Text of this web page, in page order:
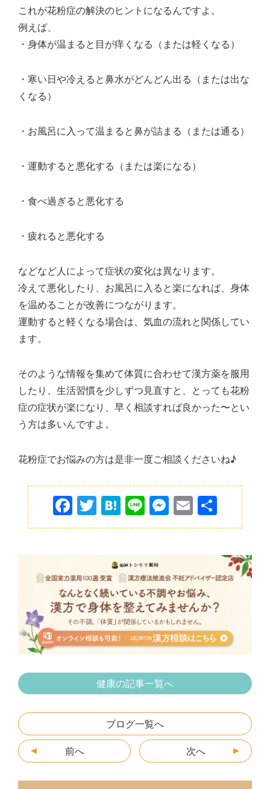
これが花粉症の解決のヒントになるんですよ。
例えば、
・身体が温まると目が痒くなる（または軽くなる）
・寒い日や冷えると鼻水がどんどん出る（または出な
くなる）
・お風呂に入って温まると鼻が詰まる（または通る）
・運動すると悪化する（または楽になる）
・食べ過ぎると悪化する
・疲れると悪化する
などなど人によって症状の変化は異なります。
冷えて悪化したり、お風呂に入ると楽になれば、身体
を温めることが改善につながります。
運動すると軽くなる場合は、気血の流れと関係してい
ます。
そのような情報を集めて体質に合わせて漢方薬を服用
したり、生活習慣を少しずつ見直すと、とっても花粉
症の症状が楽になり、早く相談すれば良かった〜とい
う方は多いんですよ。
花粉症でお悩みの方は是非一度ご相談くださいね♪
F
a
e
b
o
o
k
T
w
er
H
at
n
a
Li
n
M
e
s
e
n
g
er
E
m
l
有
健康の記事一覧へ
ブログ一覧へ
前へ 次へ